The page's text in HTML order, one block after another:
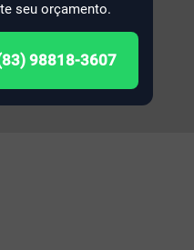
seu orçamento.
98818-3607